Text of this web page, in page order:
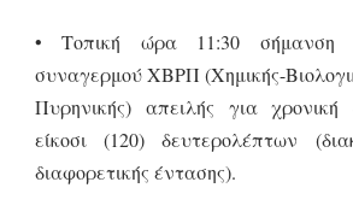
• Τοπική ώρα 11:30 σήμανση
συναγερμού ΧΒΡΠ (Χημικής-
Πυρηνικής) απειλής για χρονική
είκοσι (120) δευτερολέπτων
διαφορετικής έντασης).